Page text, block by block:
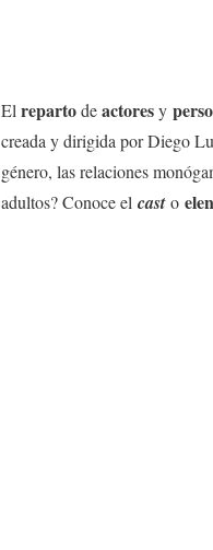
El repartodeactoresy
creada y dirigida por Diego
género, las relaciones
adultos? Conoce el casto